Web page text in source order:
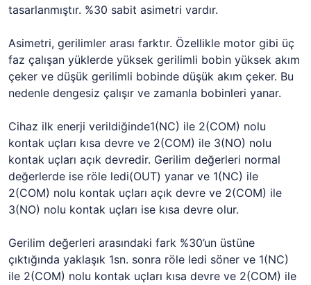
tasarlanmıştır. %30 sabit asimetri vardır.
Asimetri, gerilimler arası farktır. Özellikle motor gibi üç
faz çalışan yüklerde yüksek gerilimli bobin yüksek akım
çeker ve düşük gerilimli bobinde düşük akım çeker. Bu
nedenle dengesiz çalışır ve zamanla bobinleri yanar.
Cihaz ilk enerji verildiğinde1(NC) ile 2(COM) nolu
kontak uçları kısa devre ve 2(COM) ile 3(NO) nolu
kontak uçları açık devredir. Gerilim değerleri normal
değerlerde ise röle ledi(OUT) yanar ve 1(NC) ile
2(COM) nolu kontak uçları açık devre ve 2(COM) ile
3(NO) nolu kontak uçları ise kısa devre olur.
Gerilim değerleri arasındaki fark %30’un üstüne
çıktığında yaklaşık 1sn. sonra röle ledi söner ve 1(NC)
ile 2(COM) nolu kontak uçları kısa devre ve 2(COM) ile